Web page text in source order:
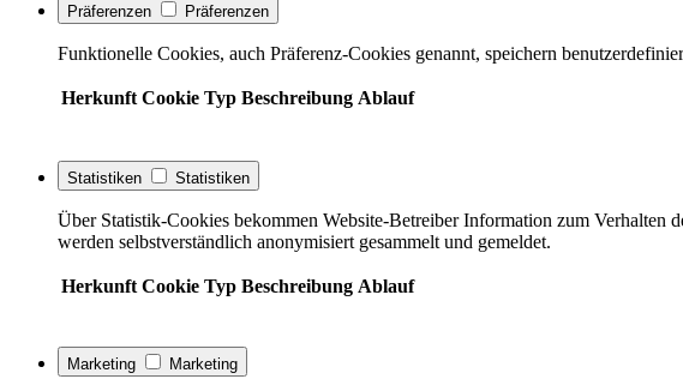
Präferenzen Präferenzen
Funktionelle Cookies, auch Präferenz-Cookies genannt, speichern
Herkunft Cookie Typ Beschreibung Ablauf
Statistiken Statistiken
Über Statistik-Cookies bekommen Website-Betreiber Information zum Verhalten
werden selbstverständlich anonymisiert gesammelt und gemeldet.
Herkunft Cookie Typ Beschreibung Ablauf
Marketing Marketing